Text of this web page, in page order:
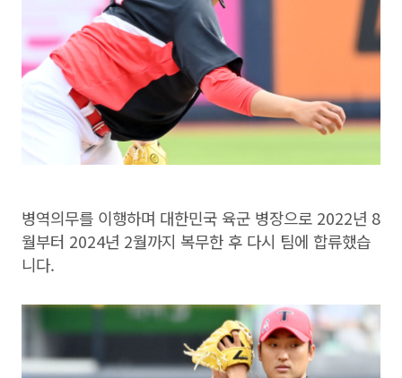
병역의무를 이행하며 대한민국 육군 병장으로 2022년 8
월부터 2024년 2월까지 복무한 후 다시 팀에 합류했습
니다.